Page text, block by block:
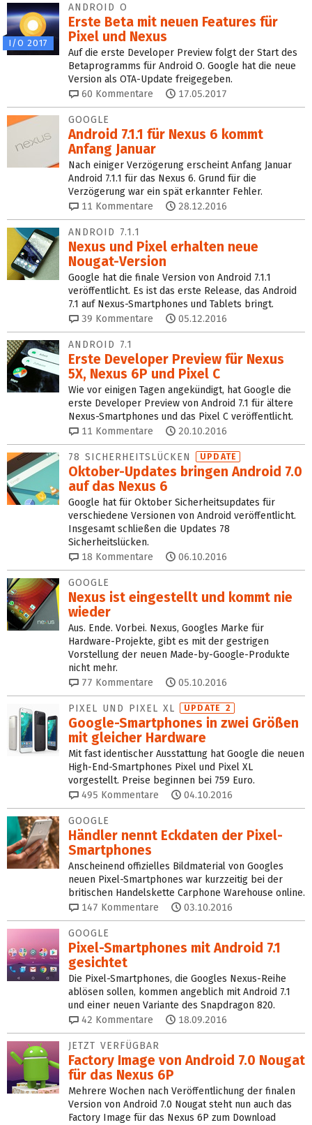
I/O 2017
ANDROID O
Erste Beta mit neuen Features für
Pixel und Nexus
Auf die erste Developer Preview folgt der Start des
Betaprogramms für Android O. Google hat die neue
Version als OTA-Update freigegeben.
60 Kommentare 17.05.2017
GOOGLE
Android 7.1.1 für Nexus 6 kommt
Anfang Januar
Nach einiger Verzögerung erscheint Anfang Januar
Android 7.1.1 für das Nexus 6. Grund für die
Verzögerung war ein spät erkannter Fehler.
11 Kommentare 28.12.2016
ANDROID 7.1.1
Nexus und Pixel erhalten neue
Nougat-Version
Google hat die finale Version von Android 7.1.1
veröffentlicht. Es ist das erste Release, das Android
7.1 auf Nexus-Smartphones und Tablets bringt.
39 Kommentare 05.12.2016
ANDROID 7.1
Erste Developer Preview für Nexus
5X, Nexus 6P und Pixel C
Wie vor einigen Tagen angekündigt, hat Google die
erste Developer Preview von Android 7.1 für ältere
Nexus-Smartphones und das Pixel C veröffentlicht.
11 Kommentare 20.10.2016
78 SICHERHEITSLÜCKEN UPDATE
Oktober-Updates bringen Android 7.0
auf das Nexus 6
Google hat für Oktober Sicherheitsupdates für
verschiedene Versionen von Android veröffentlicht.
Insgesamt schließen die Updates 78
Sicherheitslücken.
18 Kommentare 06.10.2016
GOOGLE
Nexus ist eingestellt und kommt nie
wieder
Aus. Ende. Vorbei. Nexus, Googles Marke für
Hardware-Projekte, gibt es mit der gestrigen
Vorstellung der neuen Made-by-Google-Produkte
nicht mehr.
77 Kommentare 05.10.2016
PIXEL UND PIXEL XL UPDATE 2
Google-Smartphones in zwei Größen
mit gleicher Hardware
Mit fast identischer Ausstattung hat Google die neuen
High-End-Smartphones Pixel und Pixel XL
vorgestellt. Preise beginnen bei 759 Euro.
495 Kommentare 04.10.2016
GOOGLE
Händler nennt Eckdaten der Pixel-
Smartphones
Anscheinend offizielles Bildmaterial von Googles
neuen Pixel-Smartphones war kurzzeitig bei der
britischen Handelskette Carphone Warehouse online.
147 Kommentare 03.10.2016
GOOGLE
Pixel-Smartphones mit Android 7.1
gesichtet
Die Pixel-Smartphones, die Googles Nexus-Reihe
ablösen sollen, kommen angeblich mit Android 7.1
und einer neuen Variante des Snapdragon 820.
42 Kommentare 18.09.2016
JETZT VERFÜGBAR
Factory Image von Android 7.0 Nougat
für das Nexus 6P
Mehrere Wochen nach Veröffentlichung der finalen
Version von Android 7.0 Nougat steht nun auch das
Factory Image für das Nexus 6P zum Download